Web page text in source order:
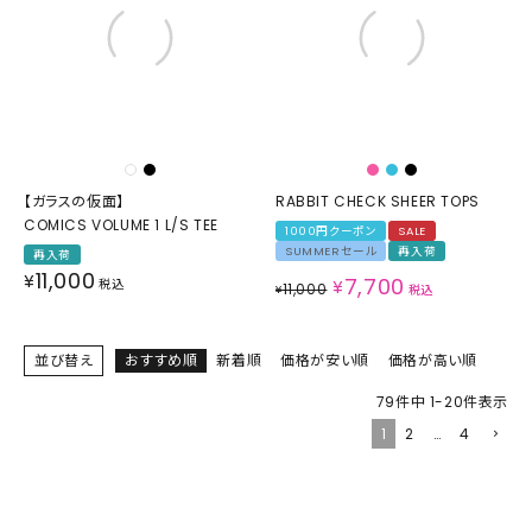
【ガラスの仮面】
COMICS VOLUME 1 L/S TEE
再入荷
¥11,000 税込
RABBIT CHECK SHEER TOPS
1000円クーポン
SALE
SUMMERセール
再入荷
¥11,000 ¥7,700 税込
並び替え おすすめ順 新着順 価格が安い順 価格が高い順
79件中 1-20件表示
1
2 … 4